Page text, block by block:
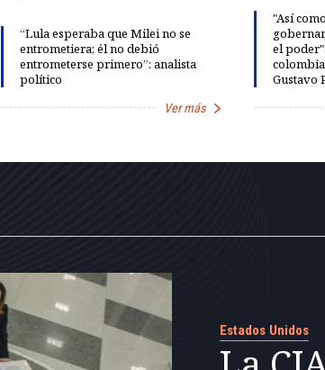
“Lula esperaba que Milei no se
entrometiera; él no debió
entrometerse primero”: analista
político
Ver más
"Así
el
Gustavo
Estados Unidos